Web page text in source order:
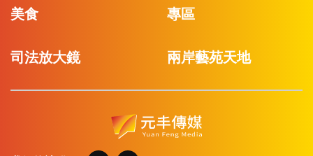
美食 專區
司法放大鏡 兩岸藝苑天地